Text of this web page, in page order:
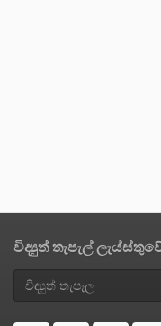
විද්‍යුත් තැපැල්